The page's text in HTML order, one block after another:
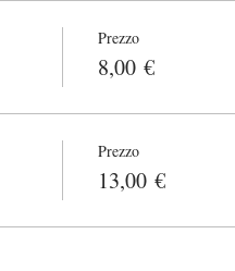
Prezzo
8,00 €
Prezzo
13,00 €